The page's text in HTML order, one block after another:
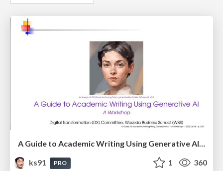
A Guide to Academic Writing Using Generative AI - A Workshop
ks91
PRO 1 360